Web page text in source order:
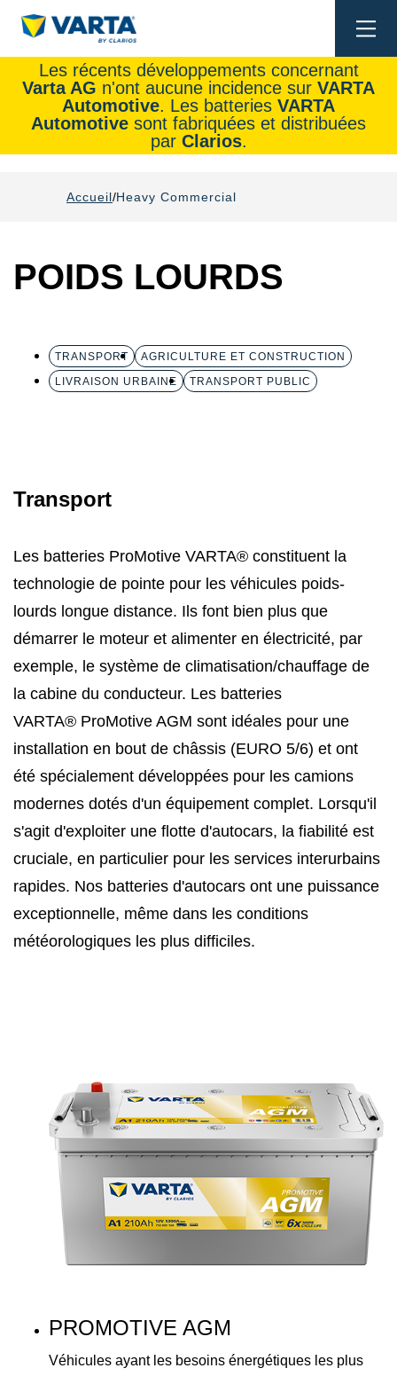
Les récents développements concernant
Varta AG n'ont aucune incidence sur VARTA
Automotive. Les batteries VARTA
Automotive sont fabriquées et distribuées
par Clarios.
Accueil Heavy Commercial
POIDS LOURDS
TRANSPORT
AGRICULTURE ET CONSTRUCTION
LIVRAISON URBAINE
TRANSPORT PUBLIC
Transport
Les batteries ProMotive VARTA® constituent la
technologie de pointe pour les véhicules poids-
lourds longue distance. Ils font bien plus que
démarrer le moteur et alimenter en électricité, par
exemple, le système de climatisation/chauffage de
la cabine du conducteur. Les batteries
VARTA® ProMotive AGM sont idéales pour une
installation en bout de châssis (EURO 5/6) et ont
été spécialement développées pour les camions
modernes dotés d'un équipement complet. Lorsqu'il
s'agit d'exploiter une flotte d'autocars, la fiabilité est
cruciale, en particulier pour les services interurbains
rapides. Nos batteries d'autocars ont une puissance
exceptionnelle, même dans les conditions
météorologiques les plus difficiles.
PROMOTIVE AGM
Véhicules ayant les besoins énergétiques les plus